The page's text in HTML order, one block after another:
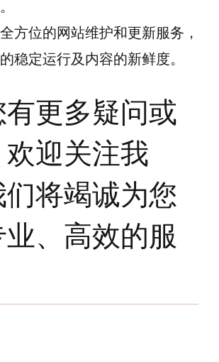
方位的网站维护和更新服务，
稳定运行及内容的新鲜度。
更多疑问或
迎关注我
将竭诚为您
、高效的服